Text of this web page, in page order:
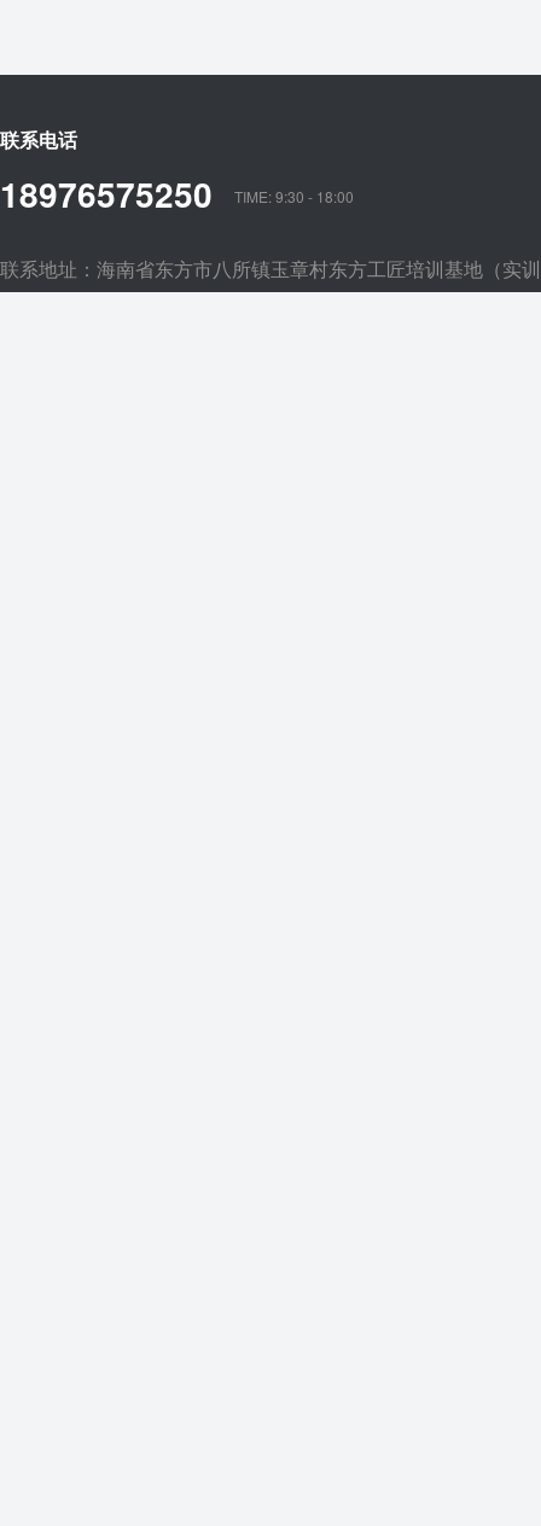
联系电话
18976575250 TIME: 9:30 - 18:00
联系地址：海南省东方市八所镇玉章村东方工匠培训基地（实